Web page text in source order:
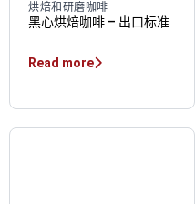
烘焙和研磨咖啡
黑心烘焙咖啡 – 出口标准
Read more